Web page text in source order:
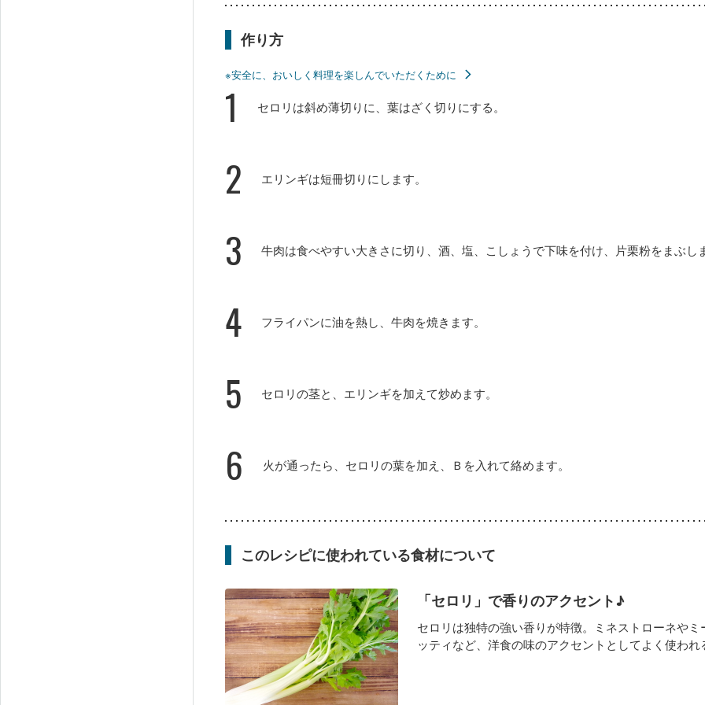
作り方
※安全に、おいしく料理を楽しんでいただくために
1 セロリは斜め薄切りに、葉はざく切りにする。
2 エリンギは短冊切りにします。
3 牛肉は食べやすい大きさに切り、酒、塩、こしょうで下味を付け、片栗粉をまぶし
4 フライパンに油を熱し、牛肉を焼きます。
5 セロリの茎と、エリンギを加えて炒めます。
6 火が通ったら、セロリの葉を加え、Ｂを入れて絡めます。
このレシピに使われている食材について
「セロリ」で香りのアクセント♪
セロリは独特の強い香りが特徴。ミネストローネや
ッティなど、洋食の味のアクセントとしてよく使われ